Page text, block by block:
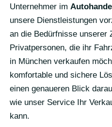
Unternehmer im
unsere Dienstleistungen
an die Bedürfnisse unserer
Privatpersonen, die ihr
in München verkaufen
komfortable und sichere
einen genaueren Blick
wie unser Service Ihr
kann.